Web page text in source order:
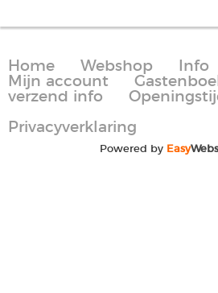
Home Webshop Info
Mijn account
verzend info
Privacyverklaring
Powered by Easy